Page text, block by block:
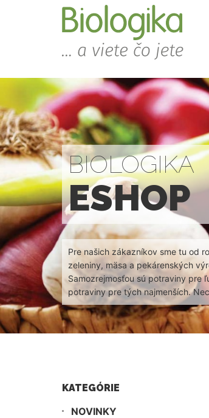
BIOLOGIKA
ESHOP
Pre našich zákazníkov sme tu od
zeleniny, mäsa a pekárenských
Samozrejmosťou sú potraviny pre
potraviny pre tých najmenších.
KATEGÓRIE
NOVINKY